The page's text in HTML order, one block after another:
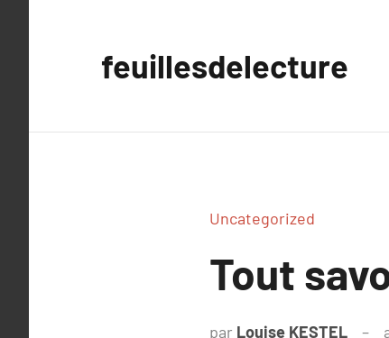
feuillesdelecture
Uncategorized
Tout
par Louise KESTEL